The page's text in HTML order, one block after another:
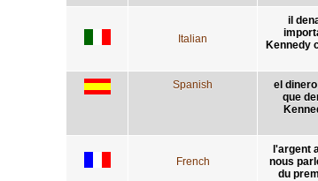
Italian
il
Kennedy
Spanish
el
que
French
l'argent
nous
du